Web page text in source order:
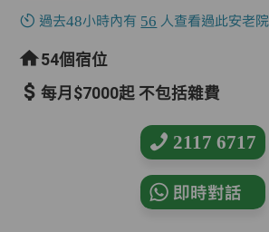
過去48小時內有 56 人查看過此安老院
54個宿位
每月$7000起 不包括雜費
2117 6717
即時對話